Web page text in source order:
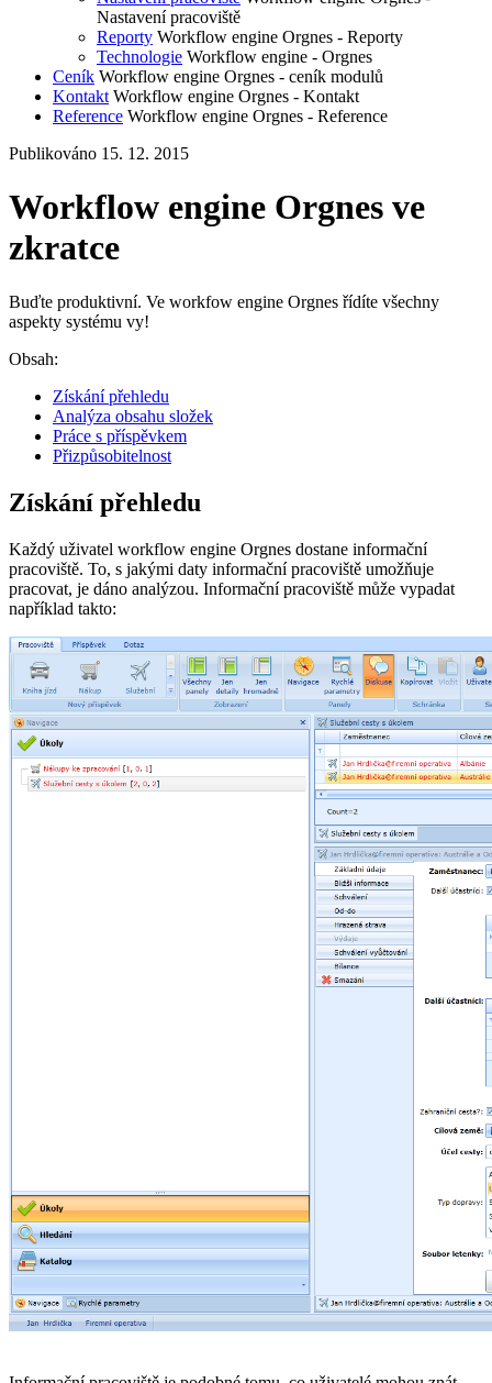
Nastavení pracoviště
Reporty Workflow engine Orgnes - Reporty
Technologie Workflow engine - Orgnes
Ceník Workflow engine Orgnes - ceník modulů
Kontakt Workflow engine Orgnes - Kontakt
Reference Workflow engine Orgnes - Reference
Publikováno 15. 12. 2015
Workflow engine Orgnes ve
zkratce
Buďte produktivní. Ve workfow engine Orgnes řídíte všechny
aspekty systému vy!
Obsah:
Získání přehledu
Analýza obsahu složek
Práce s příspěvkem
Přizpůsobitelnost
Získání přehledu
Každý uživatel workflow engine Orgnes dostane informační
pracoviště. To, s jakými daty informační pracoviště umožňuje
pracovat, je dáno analýzou. Informační pracoviště může vypadat
například takto: